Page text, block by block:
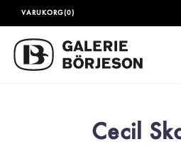
VARUKORG(0)
Cecil